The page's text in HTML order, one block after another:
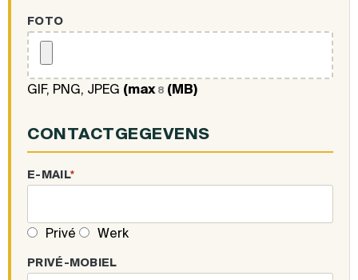
FOTO
GIF, PNG, JPEG (max 8 (MB)
CONTACTGEGEVENS
E-MAIL*
Privé Werk
PRIVÉ-MOBIEL